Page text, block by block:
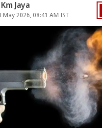
Km Jaya
May 2026, 08:41 AM IST